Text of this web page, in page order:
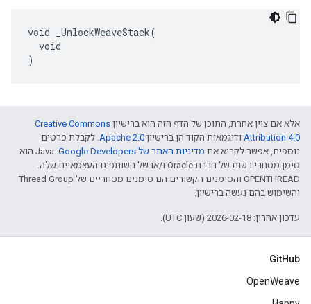
void _UnlockWeaveStack(
  void
)
אלא אם צוין אחרת, התוכן של הדף הזה הוא ברישיון Creative Commons
Attribution 4.0‏ ודוגמאות הקוד הן ברישיון Apache 2.0‏. לקבלת פרטים
נוספים, אפשר לקרוא את מדיניות האתר של Google Developers‏
.‏ Java הוא
סימן מסחרי רשום של חברת Oracle ו/או של השותפים העצמאיים שלה.
‫OPENTHREAD והסימנים הקשורים הם סימנים מסחריים של Thread Group
והשימוש בהם נעשה ברישיון.
עדכון אחרון: 2026-02-18 (שעון UTC).
GitHub
OpenWeave